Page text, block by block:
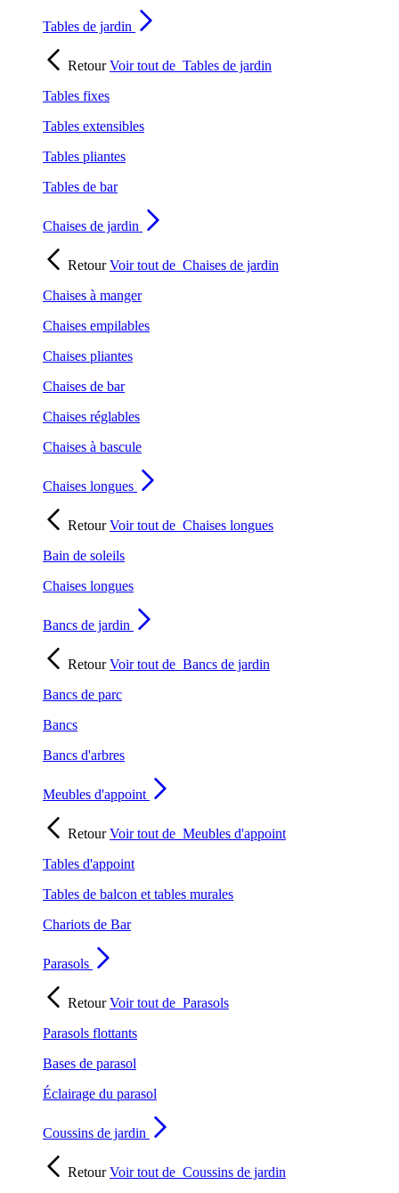
Tables de jardin
RetourVoir tout de Tables de jardin
Tables fixes
Tables extensibles
Tables pliantes
Tables de bar
Chaises de jardin
RetourVoir tout de Chaises de jardin
Chaises à manger
Chaises empilables
Chaises pliantes
Chaises de bar
Chaises réglables
Chaises à bascule
Chaises longues
RetourVoir tout de Chaises longues
Bain de soleils
Chaises longues
Bancs de jardin
RetourVoir tout de Bancs de jardin
Bancs de parc
Bancs
Bancs d'arbres
Meubles d'appoint
RetourVoir tout de Meubles d'appoint
Tables d'appoint
Tables de balcon et tables murales
Chariots de Bar
Parasols
RetourVoir tout de Parasols
Parasols flottants
Bases de parasol
Éclairage du parasol
Coussins de jardin
RetourVoir tout de Coussins de jardin